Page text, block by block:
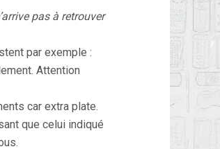
pas à retrouver
par exemple :
Attention
car extra plate.
que celui indiqué